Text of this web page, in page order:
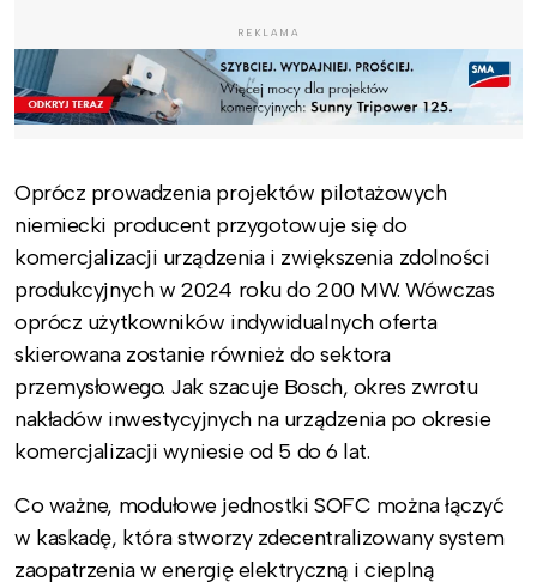
REKLAMA
Oprócz prowadzenia projektów pilotażowych
niemiecki producent przygotowuje się do
komercjalizacji urządzenia i zwiększenia zdolności
produkcyjnych w 2024 roku do 200 MW. Wówczas
oprócz użytkowników indywidualnych oferta
skierowana zostanie również do sektora
przemysłowego. Jak szacuje Bosch, okres zwrotu
nakładów inwestycyjnych na urządzenia po okresie
komercjalizacji wyniesie od 5 do 6 lat.
Co ważne, modułowe jednostki SOFC można łączyć
w kaskadę, która stworzy zdecentralizowany system
zaopatrzenia w energię elektryczną i cieplną